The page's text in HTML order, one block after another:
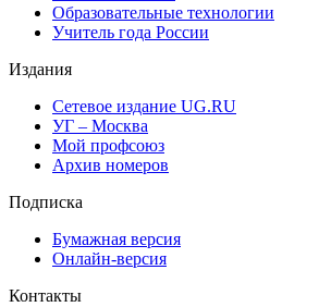
Образовательные технологии
Учитель года России
Издания
Сетевое издание UG.RU
УГ – Москва
Мой профсоюз
Архив номеров
Подписка
Бумажная версия
Онлайн-версия
Контакты